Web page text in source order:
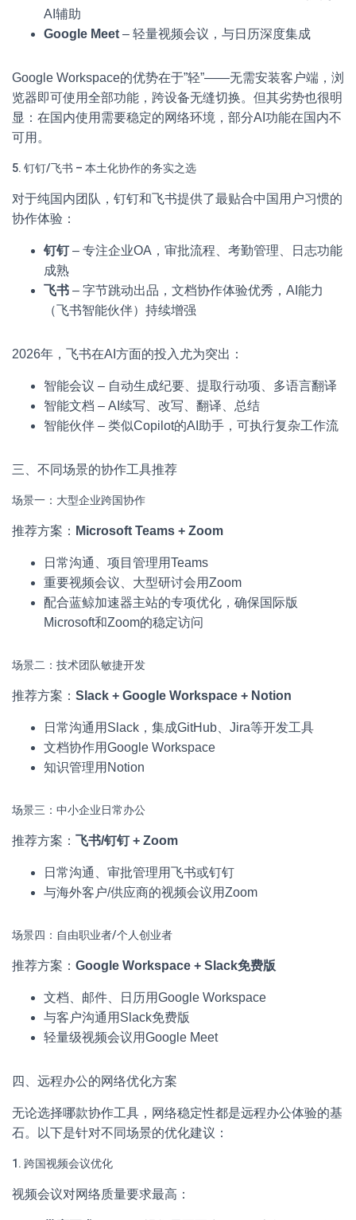
AI辅助
Google Meet – 轻量视频会议，与日历深度集成
Google Workspace的优势在于”轻”——无需安装客户端，浏
览器即可使用全部功能，跨设备无缝切换。但其劣势也很明
显：在国内使用需要稳定的网络环境，部分AI功能在国内不
可用。
5. 钉钉/飞书 – 本土化协作的务实之选
对于纯国内团队，钉钉和飞书提供了最贴合中国用户习惯的
协作体验：
钉钉– 专注企业OA，审批流程、考勤管理、日志功能
成熟
飞书 – 字节跳动出品，文档协作体验优秀，AI能力
（飞书智能伙伴）持续增强
2026年，飞书在AI方面的投入尤为突出：
智能会议 – 自动生成纪要、提取行动项、多语言翻译
智能文档 – AI续写、改写、翻译、总结
智能伙伴 – 类似Copilot的AI助手，可执行复杂工作流
三、不同场景的协作工具推荐
场景一：大型企业跨国协作
推荐方案： Microsoft Teams + Zoom
日常沟通、项目管理用Teams
重要视频会议、大型研讨会用Zoom
配合蓝鲸加速器主站的专项优化，确保国际版
Microsoft和Zoom的稳定访问
场景二：技术团队敏捷开发
推荐方案： Slack + Google Workspace + Notion
日常沟通用Slack，集成GitHub、Jira等开发工具
文档协作用Google Workspace
知识管理用Notion
场景三：中小企业日常办公
推荐方案： 飞书/钉钉 + Zoom
日常沟通、审批管理用飞书或钉钉
与海外客户/供应商的视频会议用Zoom
场景四：自由职业者/个人创业者
推荐方案： Google Workspace + Slack免费版
文档、邮件、日历用Google Workspace
与客户沟通用Slack免费版
轻量级视频会议用Google Meet
四、远程办公的网络优化方案
无论选择哪款协作工具，网络稳定性都是远程办公体验的基
石。以下是针对不同场景的优化建议：
1. 跨国视频会议优化
视频会议对网络质量要求最高：